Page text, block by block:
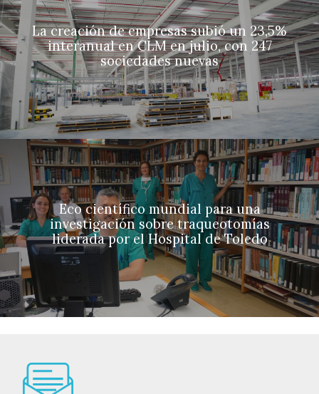
La creación de empresas subió un 23,5%
interanual en CLM en julio, con 247
sociedades nuevas
Eco científico mundial para una
investigación sobre traqueotomías
liderada por el Hospital de Toledo